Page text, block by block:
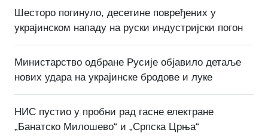
Шесторо погинуло, десетине повређених у
украјинском нападу на руски индустријски погон
Министарство одбране Русије објавило детаље
нових удара на украјинске бродове и луке
НИС пустио у пробни рад гасне електране
„Банатско Милошево“ и „Српска Црња“